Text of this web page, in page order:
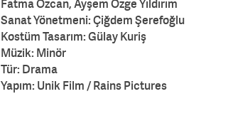
Fatma Özcan, Ayşem Özge Yıldırım
Sanat Yönetmeni: Çiğdem Şerefoğlu
Kostüm Tasarım: Gülay Kuriş
Müzik: Minör
Tür: Drama
Yapım: Unik Film / Rains Pictures